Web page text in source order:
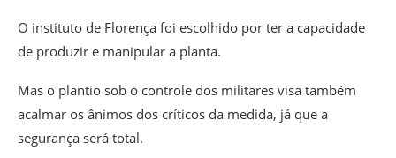
O instituto de Florença foi escolhido por ter a capacidade
de produzir e manipular a planta.
Mas o plantio sob o controle dos militares visa também
acalmar os ânimos dos críticos da medida, já que a
segurança será total.